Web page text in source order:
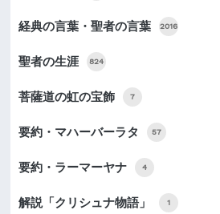
経典の言葉・聖者の言葉 2016
聖者の生涯 824
菩薩道の虹の宝飾 7
要約・マハーバーラタ 57
要約・ラーマーヤナ 4
解説「クリシュナ物語」 1